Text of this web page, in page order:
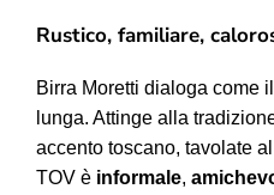
Rustico, familiare,
Birra Moretti dialoga come il
lunga. Attinge alla
accento toscano, tavolate
TOV è informale,